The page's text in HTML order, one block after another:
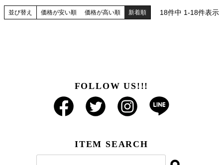
並び替え 価格が安い順 価格が高い順 新着順 18件中 1-18件表示
FOLLOW US!!!
ITEM SEARCH